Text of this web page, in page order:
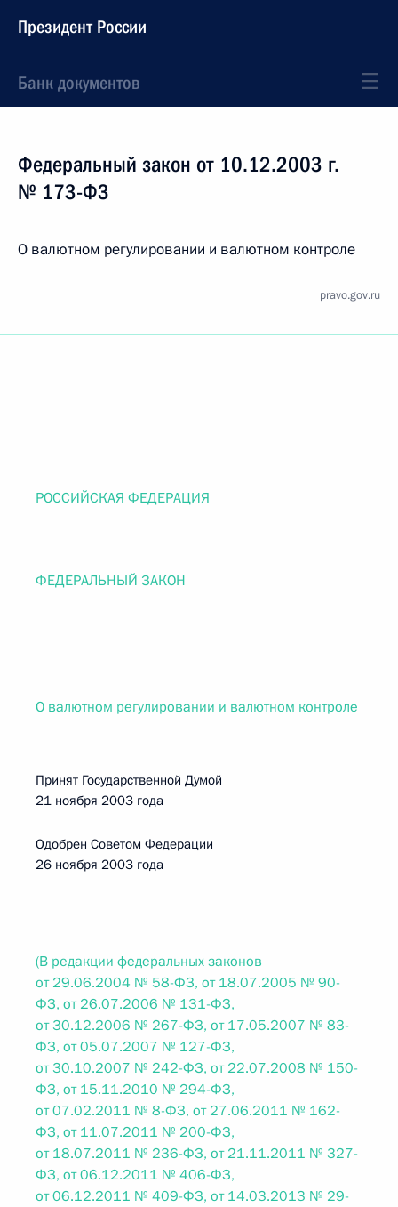
Президент России
Банк документов
Федеральный закон от 10.12.2003 г.
№ 173-ФЗ
О валютном регулировании и валютном контроле
pravo.gov.ru
РОССИЙСКАЯ ФЕДЕРАЦИЯ
ФЕДЕРАЛЬНЫЙ ЗАКОН
О валютном регулировании и валютном контроле
Принят Государственной Думой
21 ноября 2003 года
Одобрен Советом Федерации
26 ноября 2003 года
(В редакции федеральных законов
от 29.06.2004 № 58-ФЗ, от 18.07.2005 № 90-
ФЗ, от 26.07.2006 № 131-ФЗ,
от 30.12.2006 № 267-ФЗ, от 17.05.2007 № 83-
ФЗ, от 05.07.2007 № 127-ФЗ,
от 30.10.2007 № 242-ФЗ, от 22.07.2008 № 150-
ФЗ, от 15.11.2010 № 294-ФЗ,
от 07.02.2011 № 8-ФЗ, от 27.06.2011 № 162-
ФЗ, от 11.07.2011 № 200-ФЗ,
от 18.07.2011 № 236-ФЗ, от 21.11.2011 № 327-
ФЗ, от 06.12.2011 № 406-ФЗ,
от 06.12.2011 № 409-ФЗ, от 14.03.2013 № 29-